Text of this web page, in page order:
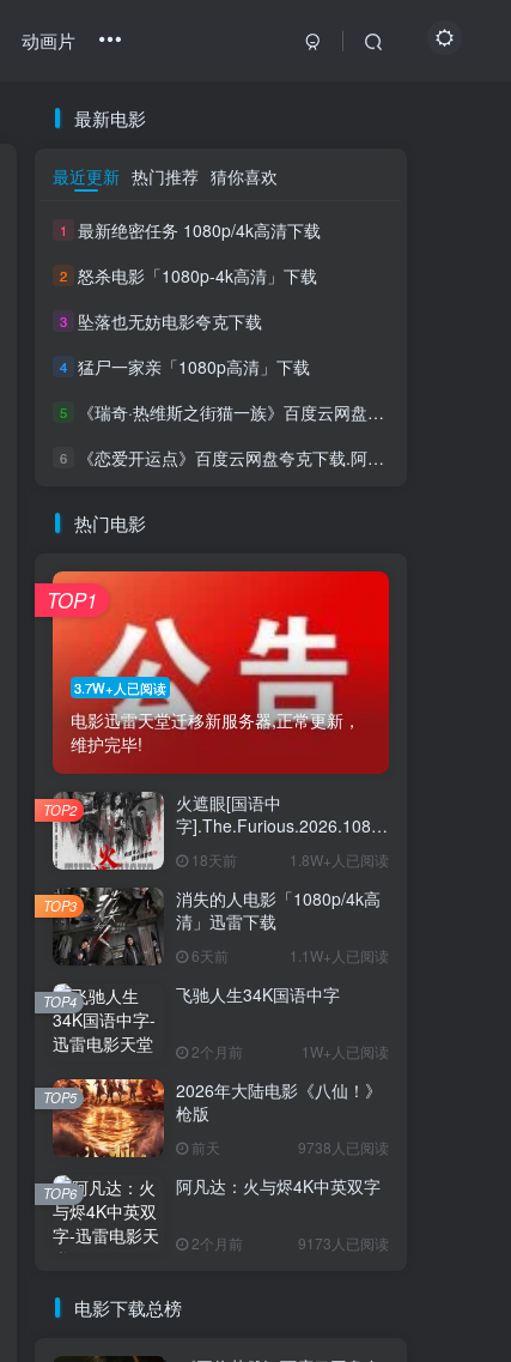
动画片
最新电影
最近更新 热门推荐 猜你喜欢
1 最新绝密任务 1080p/4k高清下载
2 怒杀电影「1080p-4k高清」下载
3 坠落也无妨电影夸克下载
4 猛尸一家亲「1080p高清」下载
5 《瑞奇·热维斯之街猫一族》百度云网盘夸克下载
6 《恋爱开运点》百度云网盘夸克下载.阿里云盘
热门电影
3.7W+人已阅读
电影迅雷天堂迁移新服务器,正常更新，
维护完毕!
TOP1
火遮眼[国语中
字].The.Furious.2026.1080p+2160p
18天前 1.8W+人已阅读
TOP2
消失的人电影「1080p/4k高
清」迅雷下载
6天前 1.1W+人已阅读
TOP3
飞驰人生34K国语中字
2个月前 1W+人已阅读
TOP4
2026年大陆电影《八仙！》
枪版
前天 9738人已阅读
TOP5
阿凡达：火与烬4K中英双字
2个月前 9173人已阅读
TOP6
电影下载总榜